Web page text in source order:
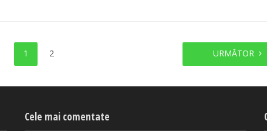
1 2 URMĂTOR
Cele mai comentate